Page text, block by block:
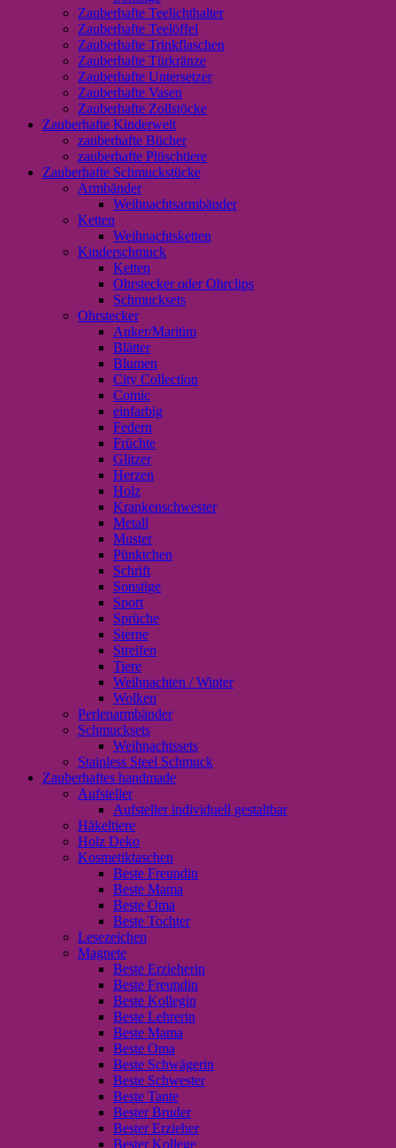
Zauberhafte Teelichthalter
Zauberhafte Teelöffel
Zauberhafte Trinkflaschen
Zauberhafte Türkränze
Zauberhafte Untersetzer
Zauberhafte Vasen
Zauberhafte Zollstöcke
Zauberhafte Kinderwelt
zauberhafte Bücher
zauberhafte Plüschtiere
Zauberhafte Schmuckstücke
Armbänder
Weihnachtsarmbänder
Ketten
Weihnachtsketten
Kinderschmuck
Ketten
Ohrstecker oder Ohrclips
Schmucksets
Ohrstecker
Anker/Maritim
Blätter
Blumen
City Collection
Comic
einfarbig
Federn
Früchte
Glitzer
Herzen
Holz
Krankenschwester
Metall
Muster
Pünktchen
Schrift
Sonstige
Sport
Sprüche
Sterne
Streifen
Tiere
Weihnachten / Winter
Wolken
Perlenarmbänder
Schmucksets
Weihnachtssets
Stainless Steel Schmuck
Zauberhaftes handmade
Aufsteller
Aufsteller individuell gestaltbar
Häkeltiere
Holz Deko
Kosmetiktaschen
Beste Freundin
Beste Mama
Beste Oma
Beste Tochter
Lesezeichen
Magnete
Beste Erzieherin
Beste Freundin
Beste Kollegin
Beste Lehrerin
Beste Mama
Beste Oma
Beste Schwägerin
Beste Schwester
Beste Tante
Bester Bruder
Bester Erzieher
Bester Kollege